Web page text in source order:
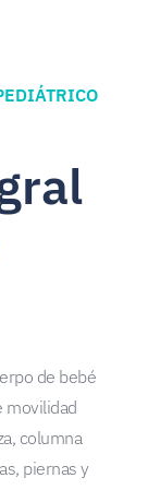
de bebé
movilidad
columna
piernas y